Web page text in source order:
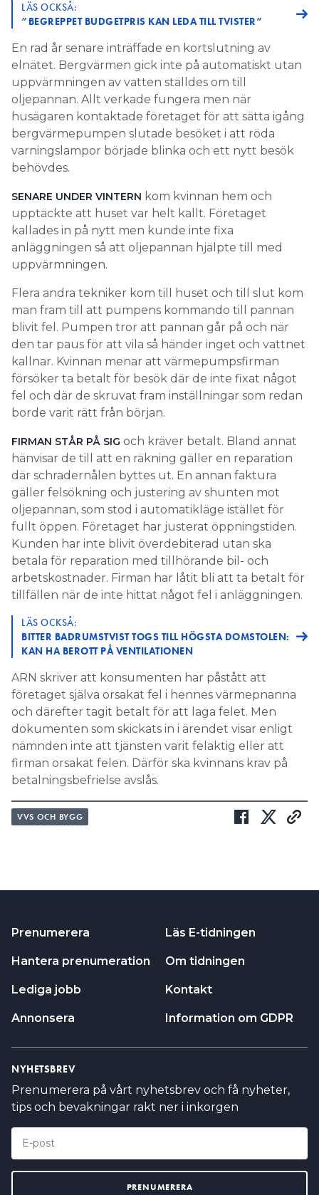
LÄS OCKSÅ:
”BEGREPPET BUDGETPRIS KAN LEDA TILL TVISTER”
En rad år senare inträffade en kortslutning av
elnätet. Bergvärmen gick inte på automatiskt utan
uppvärmningen av vatten ställdes om till
oljepannan. Allt verkade fungera men när
husägaren kontaktade företaget för att sätta igång
bergvärmepumpen slutade besöket i att röda
varningslampor började blinka och ett nytt besök
behövdes.
SENARE UNDER VINTERN kom kvinnan hem och
upptäckte att huset var helt kallt. Företaget
kallades in på nytt men kunde inte fixa
anläggningen så att oljepannan hjälpte till med
uppvärmningen.
Flera andra tekniker kom till huset och till slut kom
man fram till att pumpens kommando till pannan
blivit fel. Pumpen tror att pannan går på och när
den tar paus för att vila så händer inget och vattnet
kallnar. Kvinnan menar att värmepumpsfirman
försöker ta betalt för besök där de inte fixat något
fel och där de skruvat fram inställningar som redan
borde varit rätt från början.
FIRMAN STÅR PÅ SIG och kräver betalt. Bland annat
hänvisar de till att en räkning gäller en reparation
där schradernålen byttes ut. En annan faktura
gäller felsökning och justering av shunten mot
oljepannan, som stod i automatikläge istället för
fullt öppen. Företaget har justerat öppningstiden.
Kunden har inte blivit överdebiterad utan ska
betala för reparation med tillhörande bil- och
arbetskostnader. Firman har låtit bli att ta betalt för
tillfällen när de inte hittat något fel i anläggningen.
LÄS OCKSÅ:
BITTER BADRUMSTVIST TOGS TILL HÖGSTA DOMSTOLEN:
KAN HA BEROTT PÅ VENTILATIONEN
ARN skriver att konsumenten har påstått att
företaget själva orsakat fel i hennes värmepnanna
och därefter tagit betalt för att laga felet. Men
dokumenten som skickats in i ärendet visar enligt
nämnden inte att tjänsten varit felaktig eller att
firman orsakat felen. Därför ska kvinnans krav på
betalningsbefrielse avslås.
VVS OCH BYGG
Prenumerera
Hantera prenumeration
Lediga jobb
Annonsera
Läs E-tidningen
Om tidningen
Kontakt
Information om GDPR
NYHETSBREV
Prenumerera på vårt nyhetsbrev och få nyheter,
tips och bevakningar rakt ner i inkorgen